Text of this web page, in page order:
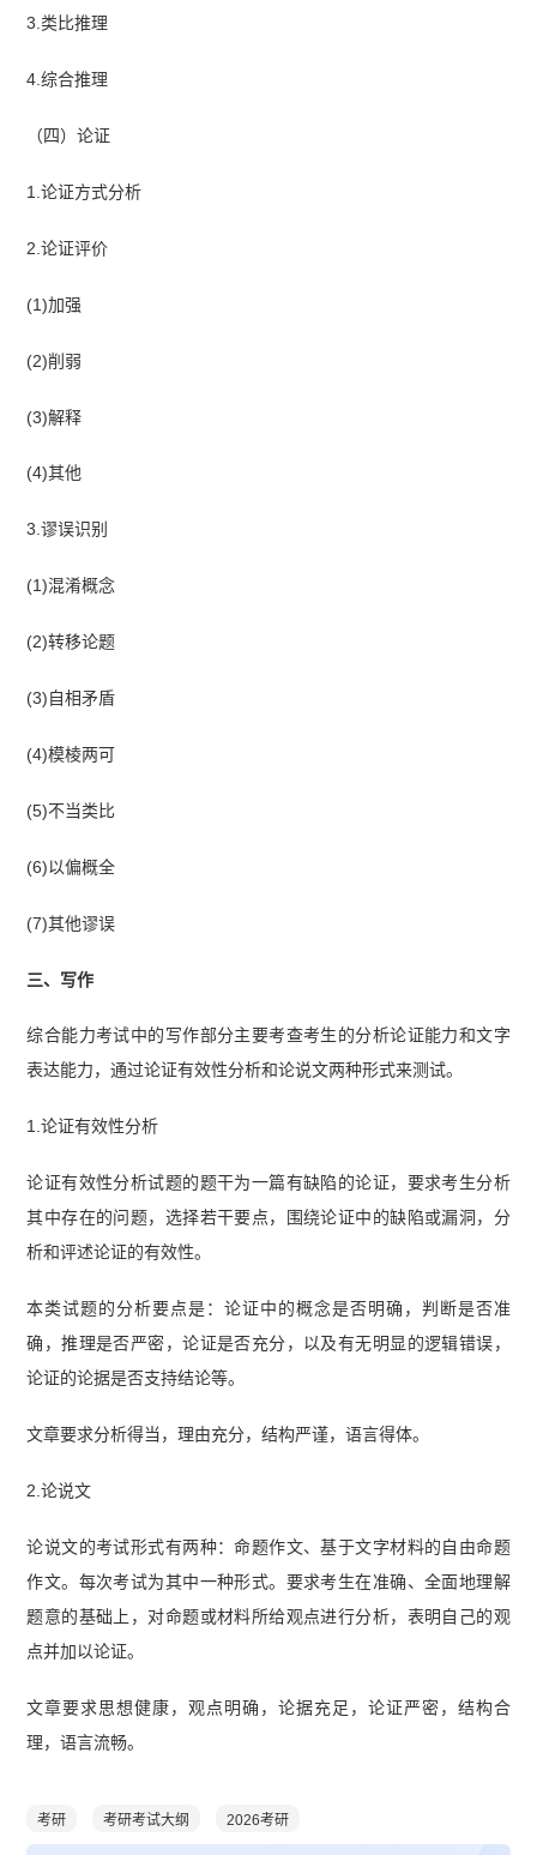
3.类比推理
4.综合推理
（四）论证
1.论证方式分析
2.论证评价
(1)加强
(2)削弱
(3)解释
(4)其他
3.谬误识别
(1)混淆概念
(2)转移论题
(3)自相矛盾
(4)模棱两可
(5)不当类比
(6)以偏概全
(7)其他谬误
三、写作
综合能力考试中的写作部分主要考查考生的分析论证能力和文字
表达能力，通过论证有效性分析和论说文两种形式来测试。
1.论证有效性分析
论证有效性分析试题的题干为一篇有缺陷的论证，要求考生分析
其中存在的问题，选择若干要点，围绕论证中的缺陷或漏洞，分
析和评述论证的有效性。
本类试题的分析要点是：论证中的概念是否明确，判断是否准
确，推理是否严密，论证是否充分，以及有无明显的逻辑错误，
论证的论据是否支持结论等。
文章要求分析得当，理由充分，结构严谨，语言得体。
2.论说文
论说文的考试形式有两种：命题作文、基于文字材料的自由命题
作文。每次考试为其中一种形式。要求考生在准确、全面地理解
题意的基础上，对命题或材料所给观点进行分析，表明自己的观
点并加以论证。
文章要求思想健康，观点明确，论据充足，论证严密，结构合
理，语言流畅。
考研 考研考试大纲 2026考研